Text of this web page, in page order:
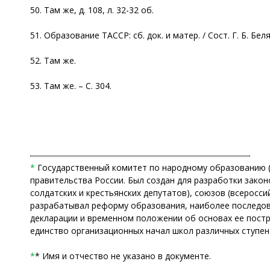
50. Там же, д. 108, л. 32-32 об.
51. Образование ТАССР: сб. док. и матер. / Сост. Г. Б.
52. Там же.
53. Там же. – С. 304.
* Государственный комитет по народному
правительства России. Был создан для разработки
солдатских и крестьянских депутатов), союзов
разрабатывал реформу образования, наиболее
декларации и временном положении об основах ее
единство организационных начал школ различных
** Имя и отчество не указано в документе.